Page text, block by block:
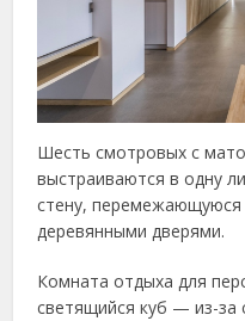
Шесть смотровых с
выстраиваются в одну
стену,
деревянными дверями.
Комната отдыха для
светящийся куб — из-за